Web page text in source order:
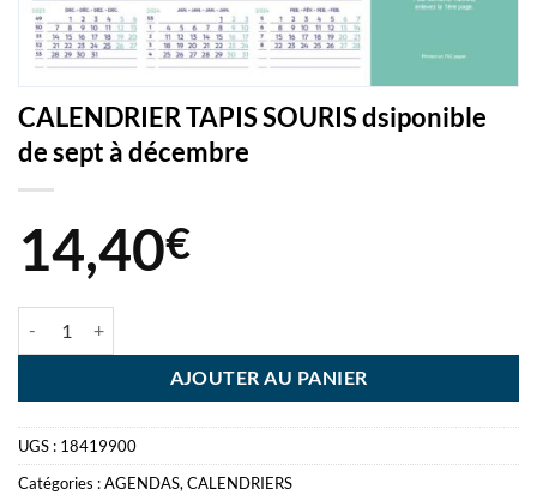
CALENDRIER TAPIS SOURIS dsiponible
de sept à décembre
14,40€
AJOUTER AU PANIER
UGS : 18419900
Catégories :AGENDAS, CALENDRIERS